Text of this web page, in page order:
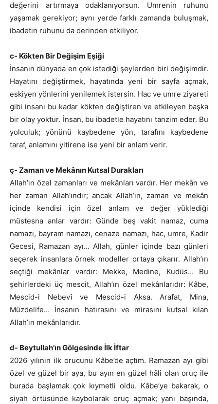
değerini artırmaya odaklanıyorsun. Umrenin ruhunu
yaşamak gerekiyor; aynı yerde farklı zamanda buluşmak,
ibadetin ruhunu da derinden etkiliyor.
c- Kökten Bir Değişim Eşiği
İnsanın dünyada en çok istediği şeylerden biri değişimdir.
Hayatını değiştirmek, hayatında yeni bir sayfa açmak,
eskiyen yönlerini yenilemek istersin. Hac ve umre ziyareti
gibi insanı bu kadar kökten değiştiren ve etkileyen başka
bir olay yoktur. İnsan, bu ibadetle hayatını tanzim eder. Bu
yolculuk; yönünü kaybedene yön, tarafını kaybedene
taraf, anlamını yitirene ise yeni bir anlam verir.
ç- Zaman ve Mekânın Kutsal Durakları
Allah’ın özel zamanları ve mekânları vardır. Her mekân ve
her zaman Allah’ındır; ancak Allah’ın, zaman ve mekân
içinde kendisi için özel anlam ve değer yüklediği
müstesna anlar vardır: Günde beş vakit namaz, cuma
namazı, bayram namazı, cenaze namazı, hac, umre, Kadir
Gecesi, Ramazan ayı… Allah, günler içinde bazı günleri
seçerek insanlara örnek modeller ortaya çıkarır. Allah’ın
seçtiği mekânlar vardır: Mekke, Medine, Kudüs… Bu
şehirlerdeki üç mescit, Allah’ın özel mekânlarıdır: Kâbe,
Mescid-i Nebevî ve Mescid-i Aksa. Arafat, Mina,
Müzdelife… İnsanın hatırasını ve mirasını kutsal kılan
Allah’ın mekânlarıdır.
d- Beytullah’ın Gölgesinde İlk İftar
2026 yılının ilk orucunu Kâbe’de açtım. Ramazan ayı gibi
özel ve güzel bir aya, bu ayın en güzel hâli olan oruç ile
burada başlamak çok kıymetli oldu. Kâbe’ye bakarak, o
siyah örtüsünde kaybolarak oruç açmak; yanı başında,